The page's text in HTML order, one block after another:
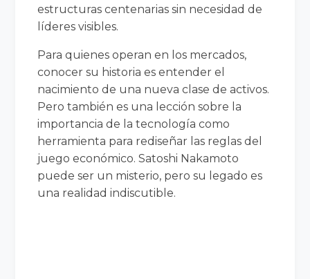
estructuras centenarias sin necesidad de
líderes visibles.
Para quienes operan en los mercados,
conocer su historia es entender el
nacimiento de una nueva clase de activos.
Pero también es una lección sobre la
importancia de la tecnología como
herramienta para rediseñar las reglas del
juego económico. Satoshi Nakamoto
puede ser un misterio, pero su legado es
una realidad indiscutible.